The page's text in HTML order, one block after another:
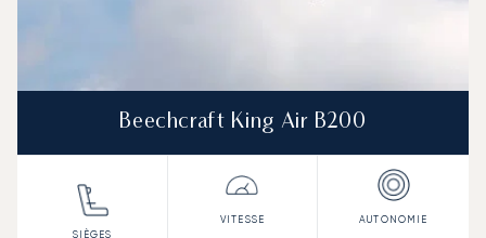
Beechcraft King Air B200